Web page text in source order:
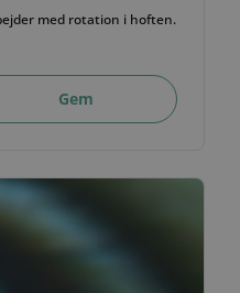
med rotation i hoften.
Gem